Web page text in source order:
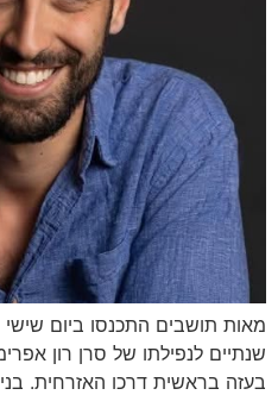
מאות תושבים התכנסו ביום שישי
שנתיים לנפילתו של סרן רון
בעזה בראשית דרכו האזרחית.